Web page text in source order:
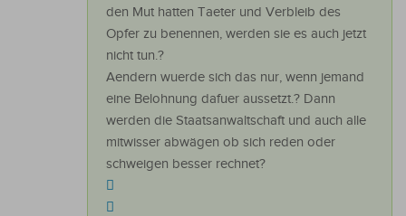
den Mut hatten Taeter und Verbleib des
Opfer zu benennen, werden sie es auch jetzt
nicht tun.?
Aendern wuerde sich das nur, wenn jemand
eine Belohnung dafuer aussetzt.? Dann
werden die Staatsanwaltschaft und auch alle
mitwisser abwägen ob sich reden oder
schweigen besser rechnet?